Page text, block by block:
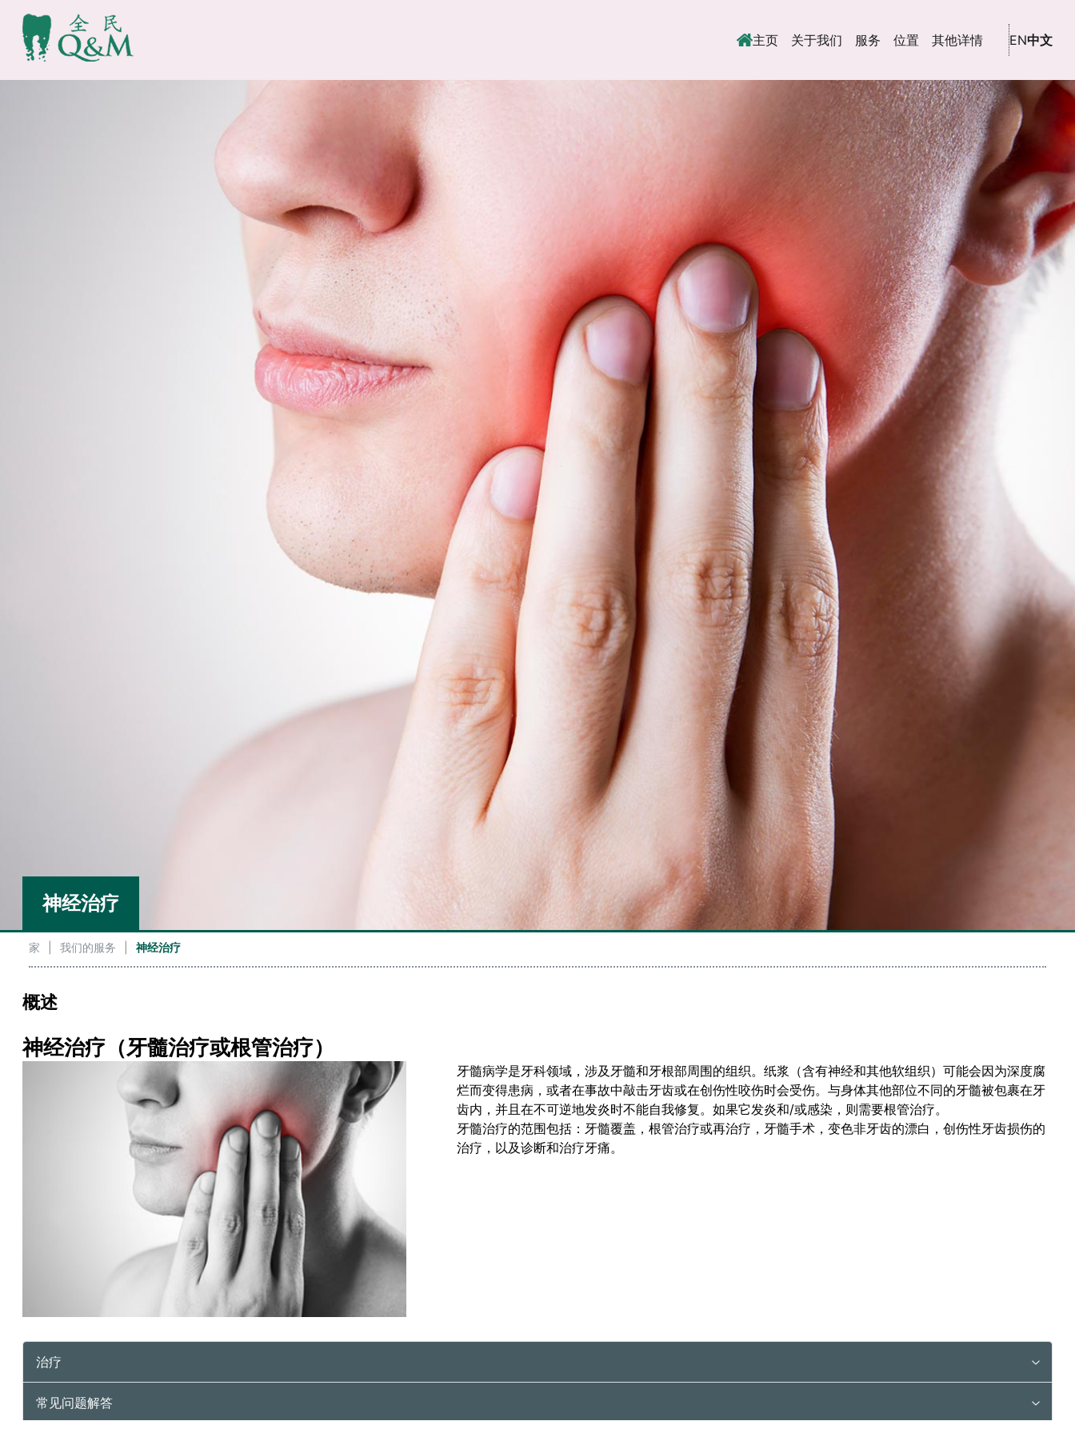
主页 关于我们 服务 位置 其他详情 EN中文
神经治疗
家 我们的服务 神经治疗
概述
神经治疗（牙髓治疗或根管治疗）
牙髓病学是牙科领域，涉及牙髓和牙根部周围的组织。纸浆（含有神经和其他软组织）可能会因为深度腐
烂而变得患病，或者在事故中敲击牙齿或在创伤性咬伤时会受伤。与身体其他部位不同的牙髓被包裹在牙
齿内，并且在不可逆地发炎时不能自我修复。如果它发炎和/或感染，则需要根管治疗。
牙髓治疗的范围包括：牙髓覆盖，根管治疗或再治疗，牙髓手术，变色非牙齿的漂白，创伤性牙齿损伤的
治疗，以及诊断和治疗牙痛。
治疗
常见问题解答